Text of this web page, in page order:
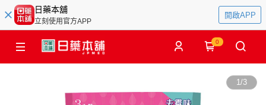
日藥本舖
立刻使用官方APP
開啟APP
0
1/3